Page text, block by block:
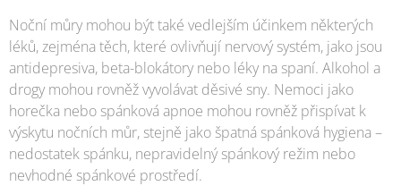
Noční můry mohou být také vedlejším účinkem některých
léků, zejména těch, které ovlivňují nervový systém, jako jsou
antidepresiva, beta-blokátory nebo léky na spaní. Alkohol a
drogy mohou rovněž vyvolávat děsivé sny. Nemoci jako
horečka nebo spánková apnoe mohou rovněž přispívat k
výskytu nočních můr, stejně jako špatná spánková hygiena –
nedostatek spánku, nepravidelný spánkový režim nebo
nevhodné spánkové prostředí.